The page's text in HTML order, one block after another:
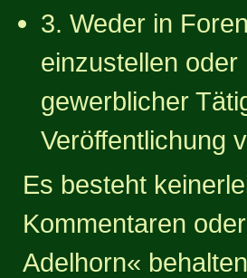
3. Weder in
einzustellen
gewerblicher
Veröffentlichung
Es besteht
Kommentaren
Adelhorn«